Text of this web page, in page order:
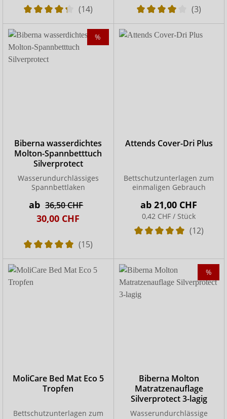
(14) (3)
%
Biberna wasserdichtes
Molton-Spannbetttuch
Silverprotect
Wasserundurchlässiges
Spannbettlaken
ab 36,50 CHF
30,00 CHF
(15)
Attends Cover-Dri Plus
Bettschutzunterlagen zum
einmaligen Gebrauch
ab21,00 CHF
0,42 CHF / Stück
(12)
MoliCare Bed Mat Eco 5
Tropfen
Bettschutzunterlagen zum
%
Biberna Molton
Matratzenauflage
Silverprotect 3-lagig
Wasserundurchlässige